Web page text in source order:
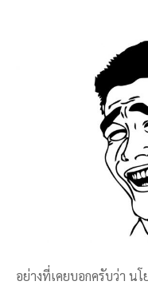
อย่างที่เคยบอกครับว่า น